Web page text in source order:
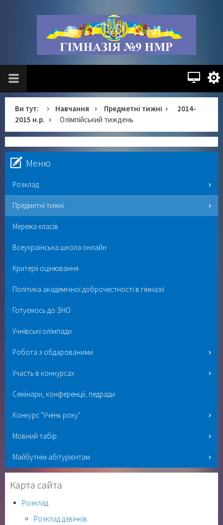
Ви тут: Навчання Предметні тижні
2014-
2015 н.р.
Олімпійський тиждень
Меню
Розклад
Предметні тижні
Мережа класів
Всеукраїнська школа онлайн
Критерії оцінювання
Політика академічної доброчестності в гімназії
Готуємось до ЗНО
Учнівські олімпади
Робота з обдарованими
Участь в конкурсах
Семінари, конференції, педради
Конкурс "Учень року"
Мовний табір
Майбутнім абітурієнтам
Карта сайта
Розклад
Розклад дзвінків